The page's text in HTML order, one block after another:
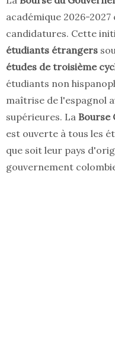
académique 2026-
candidatures. Cette
étudiants étrangers
études de troisième
étudiants non
maîtrise de l'espagnol
supérieures. La Bourse
est ouverte à tous les
que soit leur pays
gouvernement